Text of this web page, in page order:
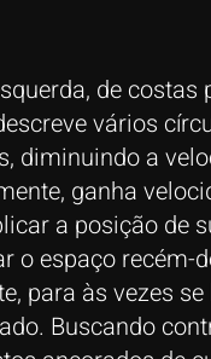
de
vários
diminuindo a
ganha
a posição de
o espaço
para às vezes
Buscando